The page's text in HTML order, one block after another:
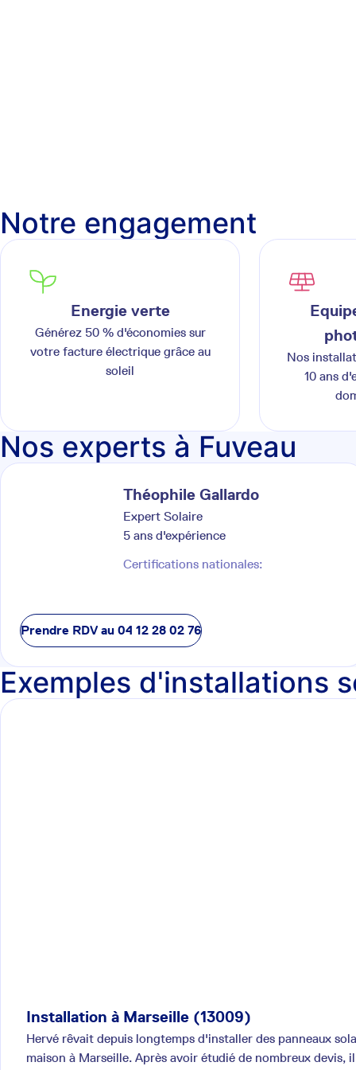
Notre engagement
Energie verte
Générez 50 % d'économies sur
votre facture électrique grâce au
soleil
Nos
10 ans
Nos experts à Fuveau
Théophile Gallardo
Expert Solaire
5 ans d'expérience
Certifications nationales:
Prendre RDV au 04 12 28 02 76
Exemples d'installations
Installation à Marseille (13009)
Hervé rêvait depuis longtemps d'installer des panneaux
maison à Marseille. Après avoir étudié de nombreux devis,